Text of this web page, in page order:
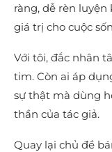
ràng, dễ rèn
giá trị cho cuộc
Với tôi, đắc nhân
tim. Còn ai áp
sự thật mà dùng
thần của tác giả.
Quay lại chủ đề